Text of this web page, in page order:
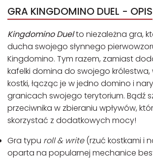
GRA KINGDOMINO DUEL - OPIS
Kingdomino Duelto niezależna gra,
ducha swojego słynnego
Kingdomino. Tym razem, zamiast
kafelki domina do swojego królestwa,
kostki, łącząc je w jedno domino i
granicach swojego terytorium. Bądź
przeciwnika w zbieraniu wpływów,
skorzystać z dodatkowych mocy!
Gra typu roll & write (rzuć kostkami i
oparta na popularnej mechanice